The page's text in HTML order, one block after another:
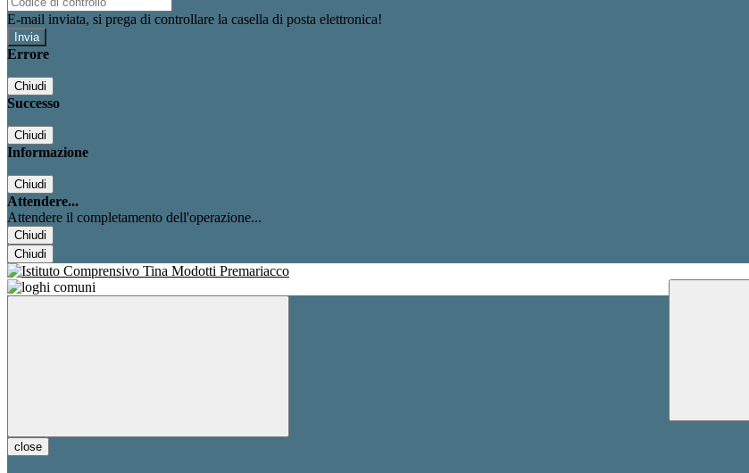
E-mail inviata, si prega di controllare la casella di posta elettronica!
Errore
Chiudi
Successo
Chiudi
Informazione
Chiudi
Attendere...
Attendere il completamento dell'operazione...
Chiudi
Chiudi
close